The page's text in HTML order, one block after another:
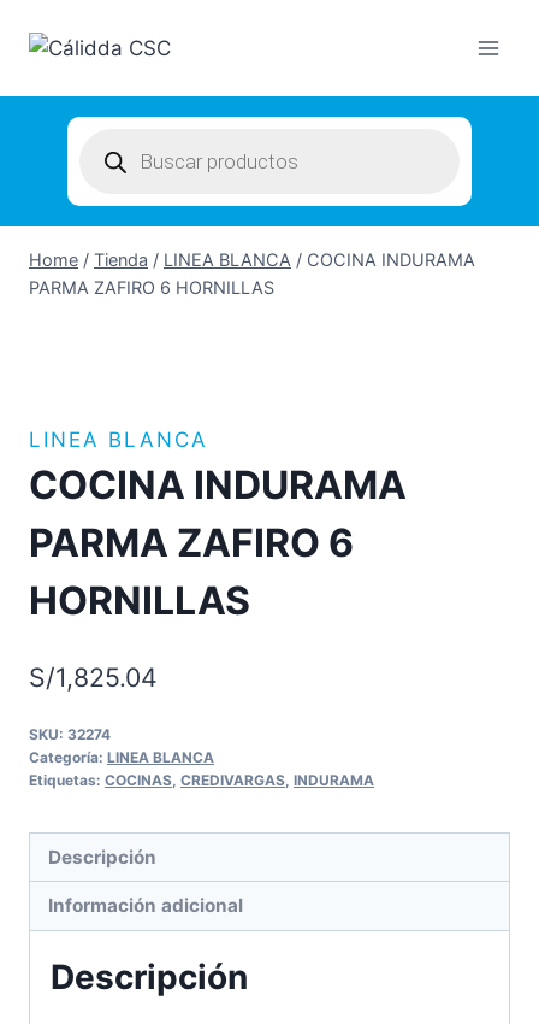
search
Home / Tienda / LINEA BLANCA / COCINA INDURAMA
PARMA ZAFIRO 6 HORNILLAS
LINEA BLANCA
COCINA INDURAMA
PARMA ZAFIRO 6
HORNILLAS
S/1,825.04
SKU: 32274
Categoría: LINEA BLANCA
Etiquetas: COCINAS CREDIVARGAS INDURAMA
Descripción
Información adicional
Descripción